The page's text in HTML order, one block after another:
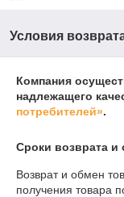
Условия
Компания
надлежащего
потребителей».
Сроки возврата и
Возврат и обмен
получения товара